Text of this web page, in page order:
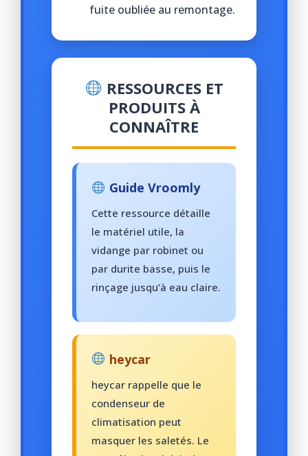
fuite oubliée au remontage.
RESSOURCES ET
PRODUITS À
CONNAÎTRE
Guide Vroomly
Cette ressource détaille
le matériel utile, la
vidange par robinet ou
par durite basse, puis le
rinçage jusqu’à eau claire.
heycar
heycar rappelle que le
condenseur de
climatisation peut
masquer les saletés. Le